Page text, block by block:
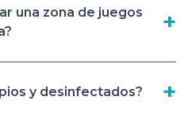
una zona de juegos
y desinfectados?